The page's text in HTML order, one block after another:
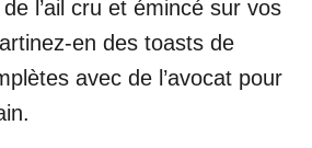
l’ail cru et émincé sur vos
en des toasts de
avec de l’avocat pour